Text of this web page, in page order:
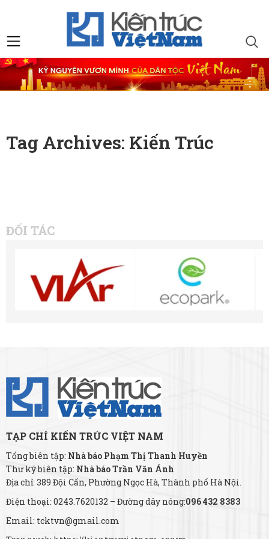
Tag Archives: Kiến Trúc
ĐỐI TÁC
TẠP CHÍ KIẾN TRÚC VIỆT NAM
Tổng biên tập: Nhà báo Phạm Thị Thanh Huyền
Thư ký biên tập: Nhà báo Trần Văn Ánh
Địa chỉ: 389 Đội Cấn, Phường Ngọc Hà, Thành phố Hà Nội.
Điện thoại: 0243.7620132 – Đường dây nóng:096 432 8383
Email: tcktvn@gmail.com